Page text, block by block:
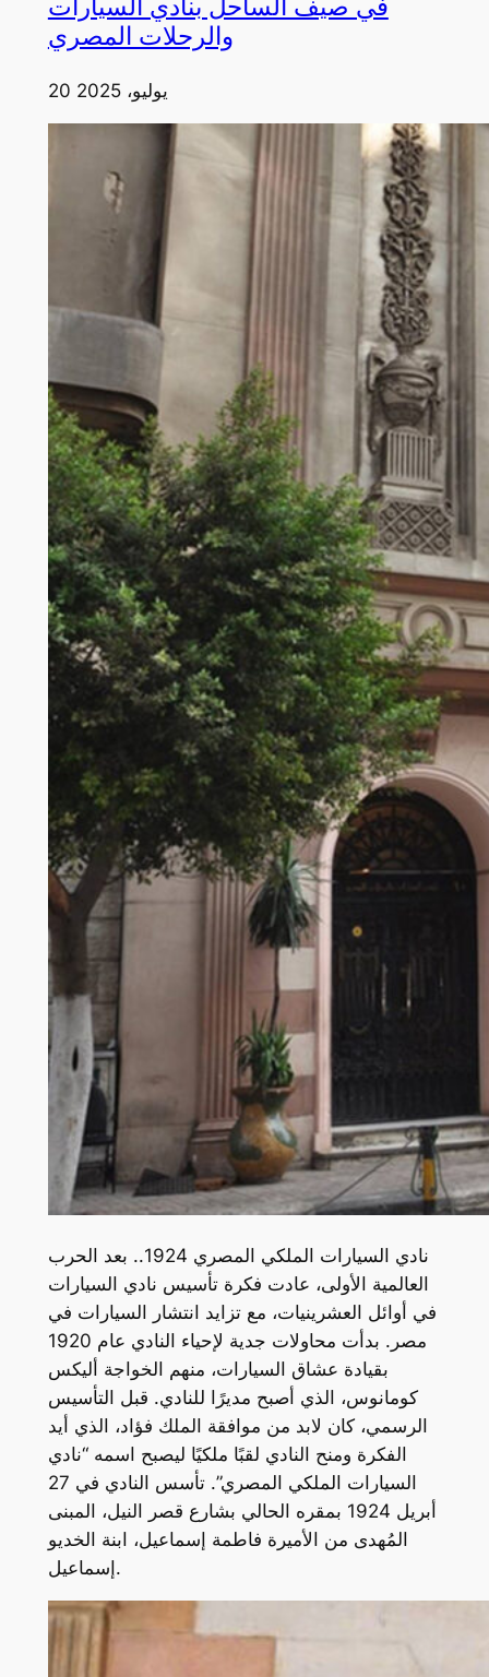
في صيف الساحل بنادي السيارات
والرحلات المصري
20 يوليو، 2025
نادي السيارات الملكي المصري 1924.. بعد الحرب
العالمية الأولى، عادت فكرة تأسيس نادي السيارات
في أوائل العشرينيات، مع تزايد انتشار السيارات في
مصر. بدأت محاولات جدية لإحياء النادي عام 1920
بقيادة عشاق السيارات، منهم الخواجة أليكس
كومانوس، الذي أصبح مديرًا للنادي. قبل التأسيس
الرسمي، كان لابد من موافقة الملك فؤاد، الذي أيد
الفكرة ومنح النادي لقبًا ملكيًا ليصبح اسمه “نادي
السيارات الملكي المصري”. تأسس النادي في 27
أبريل 1924 بمقره الحالي بشارع قصر النيل، المبنى
المُهدى من الأميرة فاطمة إسماعيل، ابنة الخديو
إسماعيل.